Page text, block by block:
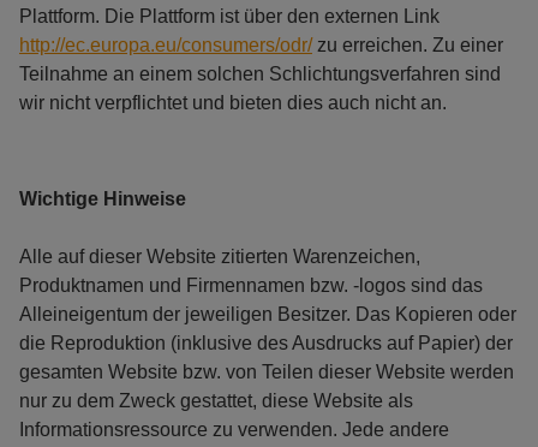
Plattform. Die Plattform ist über den externen Link
http://ec.europa.eu/consumers/odr/zu erreichen. Zu einer
Teilnahme an einem solchen Schlichtungsverfahren sind
wir nicht verpflichtet und bieten dies auch nicht an.
Wichtige Hinweise
Alle auf dieser Website zitierten Warenzeichen,
Produktnamen und Firmennamen bzw. -logos sind das
Alleineigentum der jeweiligen Besitzer. Das Kopieren oder
die Reproduktion (inklusive des Ausdrucks auf Papier) der
gesamten Website bzw. von Teilen dieser Website werden
nur zu dem Zweck gestattet, diese Website als
Informationsressource zu verwenden. Jede andere